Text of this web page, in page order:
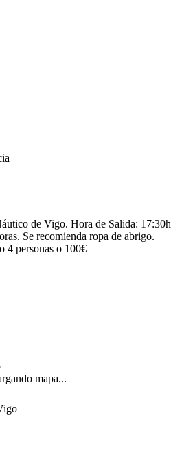
de Vigo. Hora de Salida: 17:30h
Se recomienda ropa de abrigo.
4 personas o 100€
mapa...